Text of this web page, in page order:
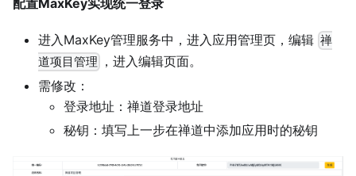
进入MaxKey管理服务中，进入应用管理页，编辑 禅
道项目管理
，进入编辑页面。
需修改：
登录地址：禅道登录地址
秘钥：填写上一步在禅道中添加应用时的秘钥